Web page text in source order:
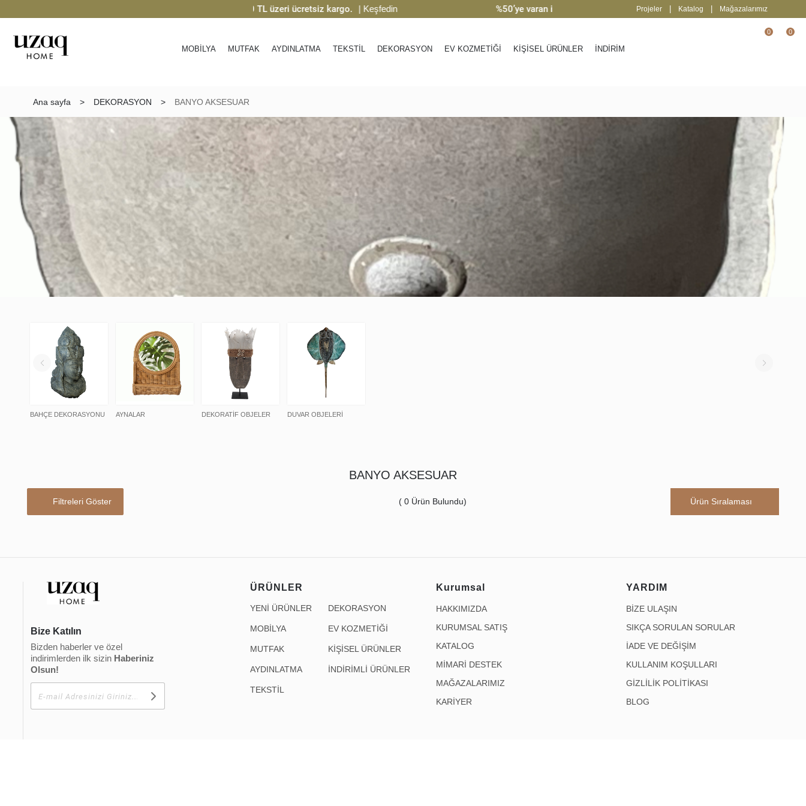
2000 TL üzeri ücretsiz kargo. | Keşfedin %50’ye varan indirim 2000 TL üzeri ücretsiz
Projeler Katalog Mağazalarımız
MOBİLYA MUTFAK AYDINLATMA TEKSTİL DEKORASYON EV KOZMETİĞİ KİŞİSEL ÜRÜNLER İNDİRİM
0 0
Ana sayfa > DEKORASYON > BANYO AKSESUAR
BAHÇE DEKORASYONU AYNALAR DEKORATİF OBJELER DUVAR OBJELERİ
BANYO AKSESUAR
Filtreleri Göster ( 0 Ürün Bulundu)
Bize Katılın
Bizden haberler ve özel
indirimlerden ilk sizin Haberiniz
Olsun!
ÜRÜNLER
YENİ ÜRÜNLER
MOBİLYA
MUTFAK
AYDINLATMA
TEKSTİL
DEKORASYON
EV KOZMETİĞİ
KİŞİSEL ÜRÜNLER
İNDİRİMLİ ÜRÜNLER
Kurumsal
HAKKIMIZDA
KURUMSAL SATIŞ
KATALOG
MİMARİ DESTEK
MAĞAZALARIMIZ
KARİYER
YARDIM
BİZE ULAŞIN
SIKÇA SORULAN SORULAR
İADE VE DEĞİŞİM
KULLANIM KOŞULLARI
GİZLİLİK POLİTİKASI
BLOG